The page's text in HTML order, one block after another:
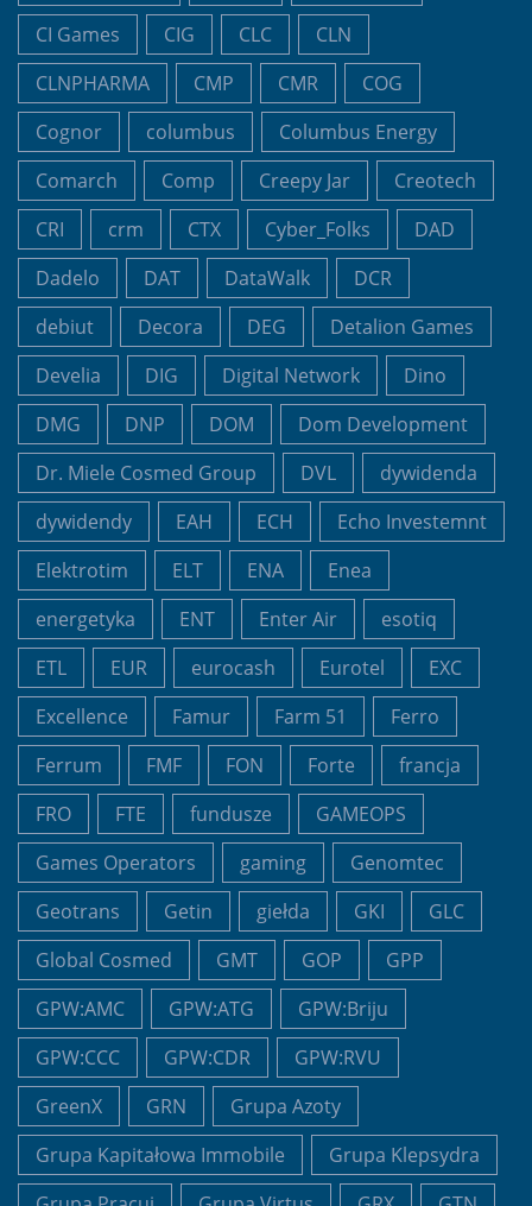
CI Games
CIG CLC
CLN
CLNPHARMA
CMP CMR
COG
Cognor
columbus
Columbus Energy
Comarch
Comp Creepy Jar
Creotech
CRI
crm CTX Cyber_Folks
DAD
Dadelo
DAT DataWalk
DCR
debiut
Decora DEG
Detalion Games
Develia
DIG Digital Network
Dino
DMG
DNP DOM
Dom Development
Dr. Miele Cosmed Group
DVL
dywidenda
dywidendy
EAH ECH
Echo Investemnt
Elektrotim
ELT ENA
Enea
energetyka
ENT Enter Air
esotiq
ETL
EUR eurocash Eurotel
EXC
Excellence
Famur Farm 51
Ferro
Ferrum
FMF FON Forte
francja
FRO
FTE fundusze
GAMEOPS
Games Operators
gaming
Genomtec
Geotrans
Getin giełda GKI
GLC
Global Cosmed
GMT GOP
GPP
GPW:AMC
GPW:ATG
GPW:Briju
GPW:CCC
GPW:CDR
GPW:RVU
GreenX
GRN
Grupa Azoty
Grupa Kapitałowa Immobile
Grupa Klepsydra